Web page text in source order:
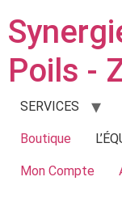
Poils -
SERVICES
Boutique
Mon Compte